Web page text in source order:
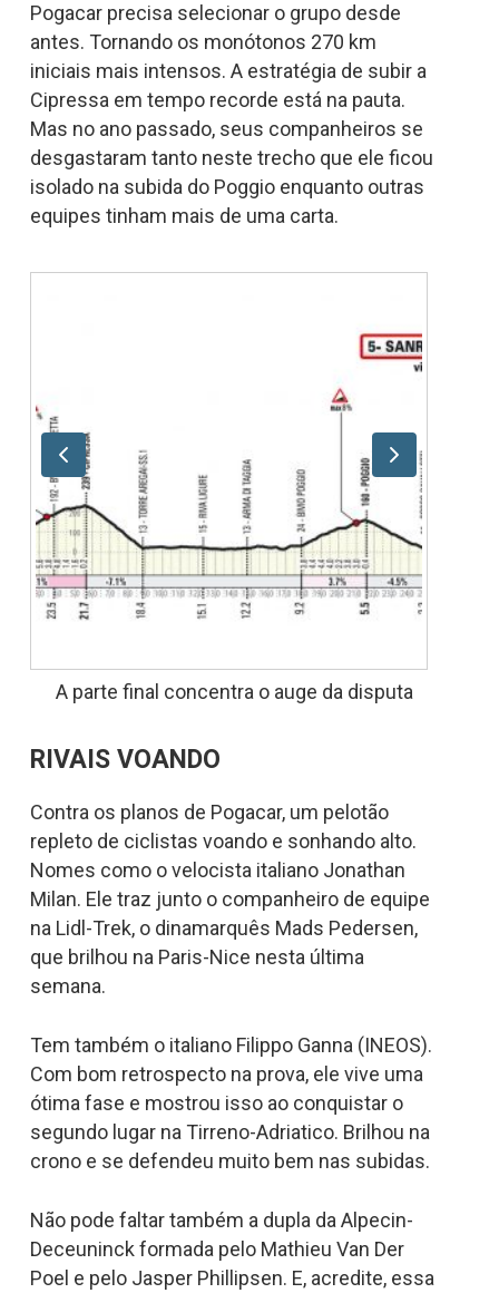
Pogacar precisa selecionar o grupo desde
antes. Tornando os monótonos 270 km
iniciais mais intensos. A estratégia de subir a
Cipressa em tempo recorde está na pauta.
Mas no ano passado, seus companheiros se
desgastaram tanto neste trecho que ele ficou
isolado na subida do Poggio enquanto outras
equipes tinham mais de uma carta.
A parte final concentra o auge da disputa
RIVAIS VOANDO
Contra os planos de Pogacar, um pelotão
repleto de ciclistas voando e sonhando alto.
Nomes como o velocista italiano Jonathan
Milan. Ele traz junto o companheiro de equipe
na Lidl-Trek, o dinamarquês Mads Pedersen,
que brilhou na Paris-Nice nesta última
semana.
Tem também o italiano Filippo Ganna (INEOS).
Com bom retrospecto na prova, ele vive uma
ótima fase e mostrou isso ao conquistar o
segundo lugar na Tirreno-Adriatico. Brilhou na
crono e se defendeu muito bem nas subidas.
Não pode faltar também a dupla da Alpecin-
Deceuninck formada pelo Mathieu Van Der
Poel e pelo Jasper Phillipsen. E, acredite, essa